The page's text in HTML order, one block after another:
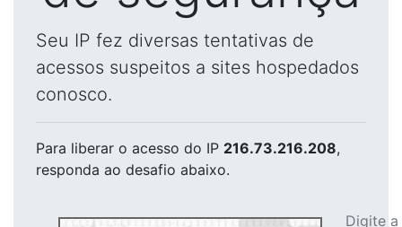
Seu IP fez diversas tentativas de
acessos suspeitos a sites hospedados
conosco.
Para liberar o acesso do IP 216.73.216.208,
responda ao desafio abaixo.
Digite